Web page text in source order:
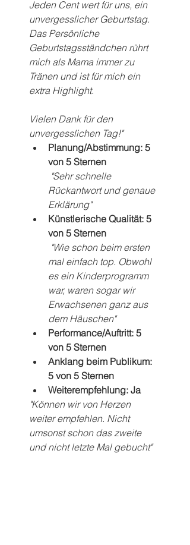
Jeden Cent wert für uns, ein
unvergesslicher Geburtstag.
Das Persönliche
Geburtstagsständchen rührt
mich als Mama immer zu
Tränen und ist für mich ein
extra Highlight.
Vielen Dank für den
unvergesslichen Tag!"
Planung/Abstimmung: 5
von 5 Sternen
"Sehr schnelle
Rückantwort und genaue
Erklärung"
Künstlerische Qualität: 5
von 5 Sternen
"Wie schon beim ersten
mal einfach top. Obwohl
es ein Kinderprogramm
war, waren sogar wir
Erwachsenen ganz aus
dem Häuschen"
Performance/Auftritt: 5
von 5 Sternen
Anklang beim Publikum:
5 von 5 Sternen
Weiterempfehlung: Ja
"Können wir von Herzen
weiter empfehlen. Nicht
umsonst schon das zweite
und nicht letzte Mal gebucht"